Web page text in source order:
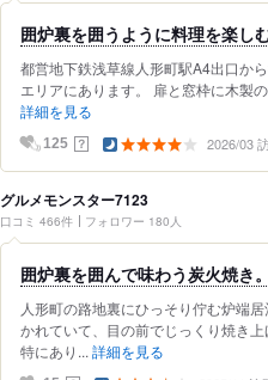
囲炉裏を囲うように料理を楽し
都営地下鉄浅草線人形町駅A4出口か
エリアにあります。 扉と窓枠に木製
詳細を見る
125 ？ 2026/03
グルメモンスター7123
口コミ 466件 フォロワー 180人
囲炉裏を囲んで味わう炭火焼き
人形町の路地裏にひっそり佇む炉端
かれていて、目の前でじっくり焼き
特にあり... 詳細を見る